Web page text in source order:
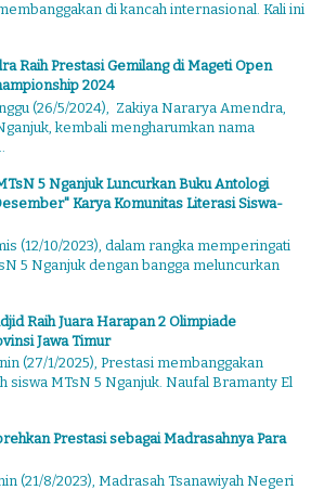
di kancah internasional. Kali ini
Raih Prestasi Gemilang di Mageti Open
2024
(26/5/2024), Zakiya Nararya Amendra,
kembali mengharumkan nama
5 Nganjuk Luncurkan Buku Antologi
Karya Komunitas Literasi Siswa-
(12/10/2023), dalam rangka memperingati
5 Nganjuk dengan bangga meluncurkan
Raih Juara Harapan 2 Olimpiade
Jawa Timur
(27/1/2025), Prestasi membanggakan
siswa MTsN 5 Nganjuk. Naufal Bramanty El
Prestasi sebagai Madrasahnya Para
(21/8/2023), Madrasah Tsanawiyah Negeri